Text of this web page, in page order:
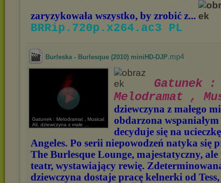
zaryzykowała wszystko, by zrobić z...
BRRip.720p.x264.ac3 PL
Burleska - Burlesque (2010) miniHD-DJP.mp4
Gatunek : Melodramat , Musical
Ali, dziewczyna z małe ...
Gatunek :
Melodramat ,
dziewczyna z małego
obdarzona wspaniałym
decyduje się na
Angeles. Po serii niepowodzeń natyka się
The Burlesque Lounge, majestatyczny,
teatr, wystawiający rewię.
dziewczyna dostaje pracę kelnerki od